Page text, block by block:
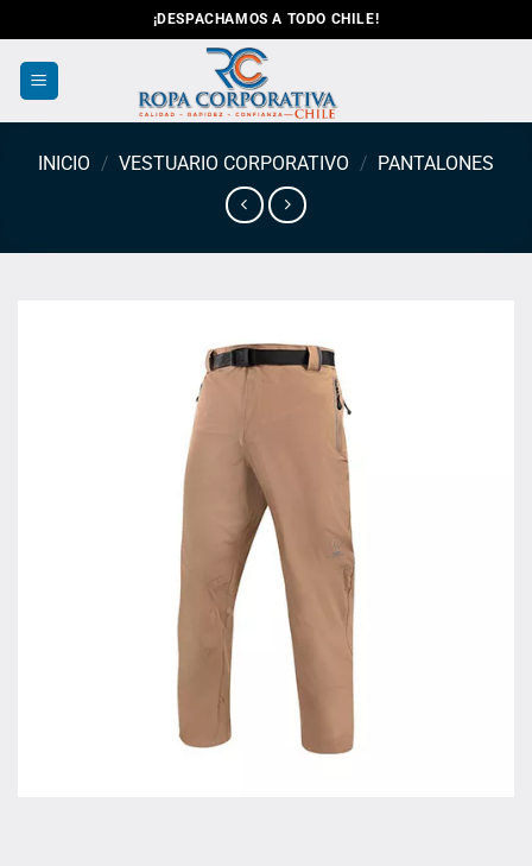
al
contenido
¡DESPACHAMOS A TODO CHILE!
INICIO / VESTUARIO CORPORATIVO / PANTALONES